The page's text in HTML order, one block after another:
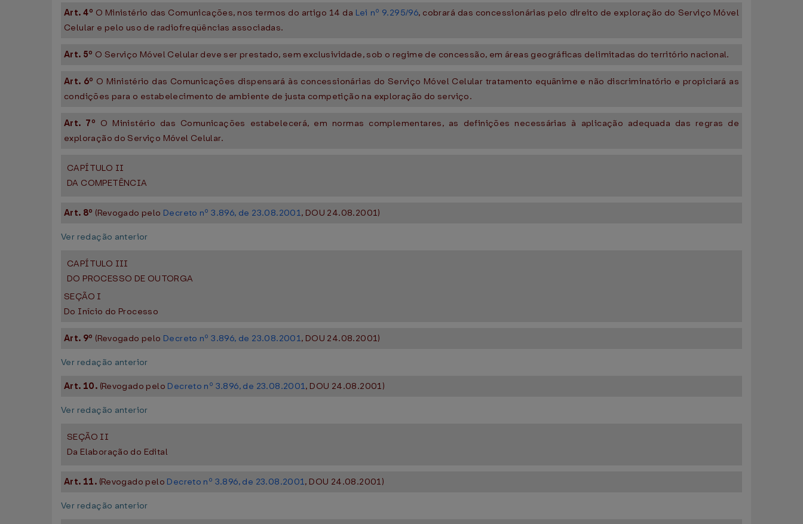
Art. 4º O Ministério das Comunicações, nos termos do artigo 14 da Lei nº 9.295/96, cobrará das concessionárias pelo direito de exploração do Serviço Móvel
Celular e pelo uso de radiofreqüências associadas.
Art. 5º O Serviço Móvel Celular deve ser prestado, sem exclusividade, sob o regime de concessão, em áreas geográficas delimitadas do território nacional.
Art. 6º O Ministério das Comunicações dispensará às concessionárias do Serviço Móvel Celular tratamento equânime e não discriminatório e propiciará as
condições para o estabelecimento de ambiente de justa competição na exploração do serviço.
Art. 7º O Ministério das Comunicações estabelecerá, em normas complementares, as definições necessárias à aplicação adequada das regras de
exploração do Serviço Móvel Celular.
CAPÍTULO II
DA COMPETÊNCIA
Art. 8º (Revogado pelo Decreto nº 3.896, de 23.08.2001, DOU 24.08.2001)
Ver redação anterior
CAPÍTULO III
DO PROCESSO DE OUTORGA
SEÇÃO I
Do Início do Processo
Art. 9º (Revogado pelo Decreto nº 3.896, de 23.08.2001, DOU 24.08.2001)
Ver redação anterior
Art. 10. (Revogado pelo Decreto nº 3.896, de 23.08.2001, DOU 24.08.2001)
Ver redação anterior
SEÇÃO II
Da Elaboração do Edital
Art. 11. (Revogado pelo Decreto nº 3.896, de 23.08.2001, DOU 24.08.2001)
Ver redação anterior